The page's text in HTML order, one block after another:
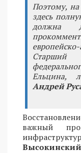
Поэтому, на
здесь
должна
Старший
Ельцина,
Андрей
важный
Высокинский